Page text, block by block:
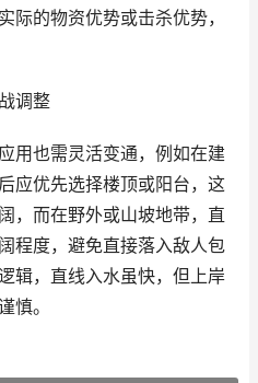
际的物资优势或击杀优势，
调整
用也需灵活变通，例如在建
应优先选择楼顶或阳台，这
，而在野外或山坡地带，直
程度，避免直接落入敌人包
辑，直线入水虽快，但上岸
慎。